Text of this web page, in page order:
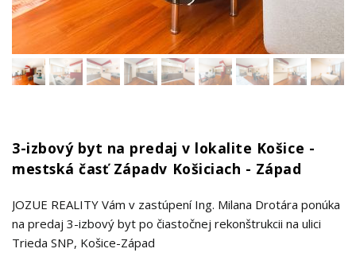
3-izbový byt na predaj v lokalite Košice -
mestská časť Západv Košiciach - Západ
JOZUE REALITY Vám v zastúpení Ing. Milana Drotára ponúka
na predaj 3-izbový byt po čiastočnej rekonštrukcii na ulici
Trieda SNP, Košice-Západ